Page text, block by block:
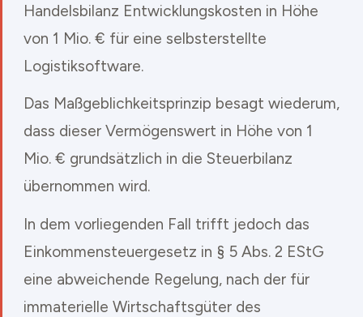
Handelsbilanz Entwicklungskosten in Höhe
von 1 Mio. € für eine selbsterstellte
Logistiksoftware.
Das Maßgeblichkeitsprinzip besagt wiederum,
dass dieser Vermögenswert in Höhe von 1
Mio. € grundsätzlich in die Steuerbilanz
übernommen wird.
In dem vorliegenden Fall trifft jedoch das
Einkommensteuergesetz in § 5 Abs. 2 EStG
eine abweichende Regelung, nach der für
immaterielle Wirtschaftsgüter des